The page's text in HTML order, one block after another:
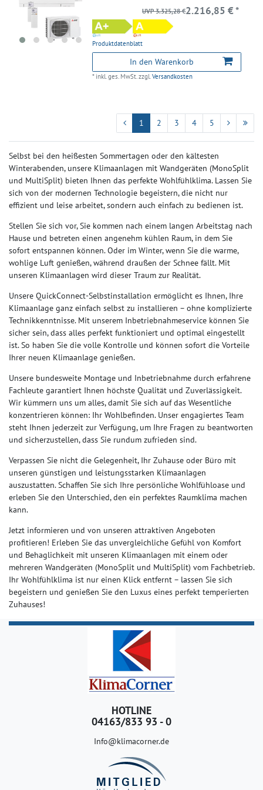
Produktdatenblatt
UVP 3.325,28 €2.216,85 € *
In den Warenkorb
* inkl. ges. MwSt.zzgl.Versandkosten
1 2 3 4 5
Selbst bei den heißesten Sommertagen oder den kältesten
Winterabenden, unsere Klimaanlagen mit Wandgeräten (MonoSplit
und MultiSplit) bieten Ihnen das perfekte Wohlfühlklima. Lassen Sie
sich von der modernen Technologie begeistern, die nicht nur
effizient und leise arbeitet, sondern auch einfach zu bedienen ist.
Stellen Sie sich vor, Sie kommen nach einem langen Arbeitstag nach
Hause und betreten einen angenehm kühlen Raum, in dem Sie
sofort entspannen können. Oder im Winter, wenn Sie die warme,
wohlige Luft genießen, während draußen der Schnee fällt. Mit
unseren Klimaanlagen wird dieser Traum zur Realität.
Unsere QuickConnect-Selbstinstallation ermöglicht es Ihnen, Ihre
Klimaanlage ganz einfach selbst zu installieren – ohne komplizierte
Technikkenntnisse. Mit unserem Inbetriebnahmeservice können Sie
sicher sein, dass alles perfekt funktioniert und optimal eingestellt
ist. So haben Sie die volle Kontrolle und können sofort die Vorteile
Ihrer neuen Klimaanlage genießen.
Unsere bundesweite Montage und Inbetriebnahme durch erfahrene
Fachleute garantiert Ihnen höchste Qualität und Zuverlässigkeit.
Wir kümmern uns um alles, damit Sie sich auf das Wesentliche
konzentrieren können: Ihr Wohlbefinden. Unser engagiertes Team
steht Ihnen jederzeit zur Verfügung, um Ihre Fragen zu beantworten
und sicherzustellen, dass Sie rundum zufrieden sind.
Verpassen Sie nicht die Gelegenheit, Ihr Zuhause oder Büro mit
unseren günstigen und leistungsstarken Klimaanlagen
auszustatten. Schaffen Sie sich Ihre persönliche Wohlfühloase und
erleben Sie den Unterschied, den ein perfektes Raumklima machen
kann.
Jetzt informieren und von unseren attraktiven Angeboten
profitieren! Erleben Sie das unvergleichliche Gefühl von Komfort
und Behaglichkeit mit unseren Klimaanlagen mit einem oder
mehreren Wandgeräten (MonoSplit und MultiSplit) vom Fachbetrieb.
Ihr Wohlfühlklima ist nur einen Klick entfernt – lassen Sie sich
begeistern und genießen Sie den Luxus eines perfekt temperierten
Zuhauses!
HOTLINE
04163/833 93 - 0
Info@klimacorner.de